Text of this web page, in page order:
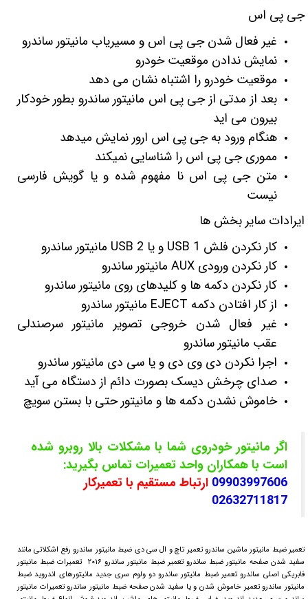
جی پی اس
غیر فعال شدن جی پی اس و مسیریاب مانیتور ساندرو
نمایش ندادن موقعیت خودرو
موقعیت خودرو را اشتباه نشان می دهد
بعد از مدتی از جی پی اس مانیتور ساندرو بطور خودکار
بیرون می اید
هنگام ورود به جی پی اس ارور نمایش میدهد
مموری جی پی اس را شناسایی نمیکند
متن جی پی اس نا مفهوم شده و یا گویش فارسی
نیست
ایرادات سایر بخش ها
کار نکردن فلش USB 1 و یا USB 2 مانیتور ساندرو
کار نکردن ورودی AUX مانیتور ساندرو
کار نکردن دکمه ها و کلیدهای روی مانیتور ساندرو
از کار افتادن دکمه EJECT مانیتور ساندرو
غیر فعال شدن خروجی تصویر مانیتور سرصندلی
عقب مانیتور ساندرو
اجرا نکردن دی وی دی و یا سی دی مانیتور ساندرو
صدای چرخش دیسک بصورت دائم از دستگاه می آید
خاموش نشدن دکمه ها و مانیتور حتی با بستن سویچ
اگر مانیتور خودروی شما با مشکلات بالا روبرو شده
است با همکاران واحد تعمیرات تماس بگیرید:
09903997606 ارتباط مستقیم با تعمیرکار
02632711817
تعمیر ضبط مانیتور ماشین ساندرو تعمیر تاچ و ال سی دی ضبط مانیتور ساندرو رفع اشکلاتی مانند
سفید شدن صفحه مانیتور ضبط ساندرو تعمیر ضبط مانیتور ساندرو ۲۰۱۶ تعمیرات ضبط مانیتور
فابریکی اصلی ساندرو تعمیر ضبط مانیتور ساندرو دو ولوم سری جدید مانیتورهای اندروید ضبط
مانیتور ساندرو تعمیر خاموش شدن و یا سفید شدن صفحه ضبط مانیتور ساندرو تعمیرات مانیتور